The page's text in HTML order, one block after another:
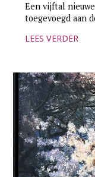
Een vijftal
toegevoegd aan
LEES VERDER